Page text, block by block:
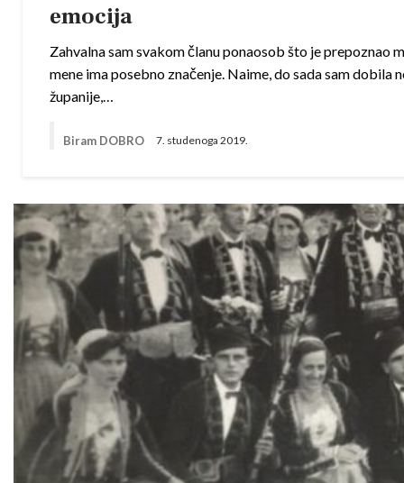
emocija
Zahvalna sam svakom članu ponaosob što je prepoznao
mene ima posebno značenje. Naime, do sada sam
županije,…
Biram DOBRO 7. studenoga 2019.